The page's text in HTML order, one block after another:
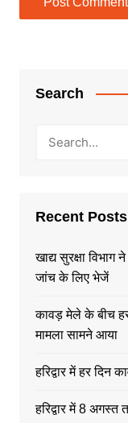
Search
Recent Posts
खाद्य सुरक्षा विभाग
जांच के लिए भेजें
कावड़ मेले के बीच
मामला सामने आया
हरिद्वार में हर दिन
हरिद्वार में 8 अगस्त